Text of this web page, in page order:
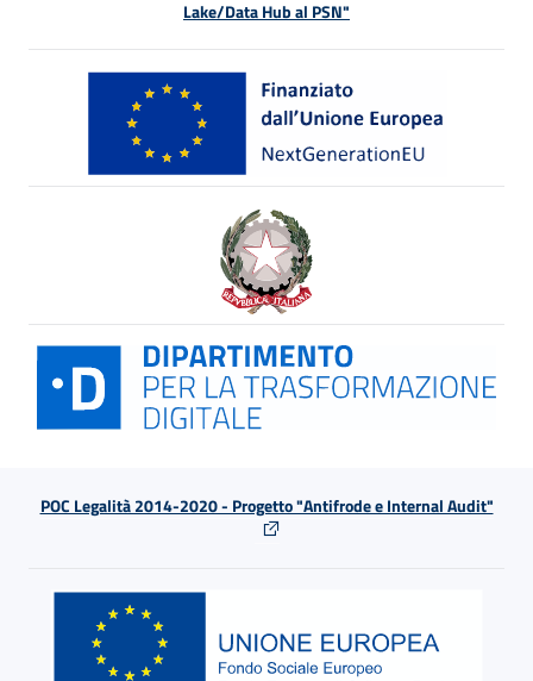
Lake/Data Hub al PSN"
POC Legalità 2014-2020 - Progetto "Antifrode e Internal Audit"